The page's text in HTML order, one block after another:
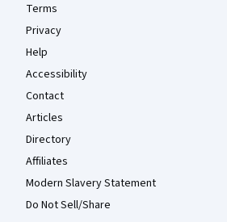
Terms
Privacy
Help
Accessibility
Contact
Articles
Directory
Affiliates
Modern Slavery Statement
Do Not Sell/Share